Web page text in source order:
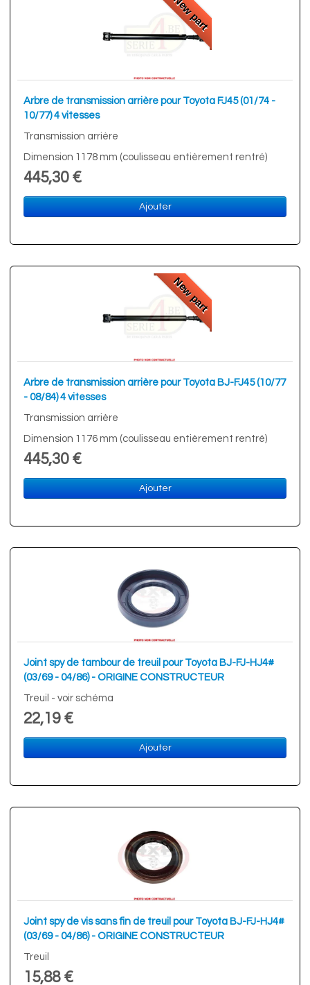
New part
Arbre de transmission arrière pour Toyota FJ45 (01/74 -
10/77) 4 vitesses
Transmission arrière
Dimension 1178 mm (coulisseau entièrement rentré)
445,30 €
Ajouter
New part
Arbre de transmission arrière pour Toyota BJ-FJ45 (10/77
- 08/84) 4 vitesses
Transmission arrière
Dimension 1176 mm (coulisseau entièrement rentré)
445,30 €
Ajouter
Joint spy de tambour de treuil pour Toyota BJ-FJ-HJ4#
(03/69 - 04/86) - ORIGINE CONSTRUCTEUR
Treuil - voir schéma
22,19 €
Ajouter
Joint spy de vis sans fin de treuil pour Toyota BJ-FJ-HJ4#
(03/69 - 04/86) - ORIGINE CONSTRUCTEUR
Treuil
15,88 €